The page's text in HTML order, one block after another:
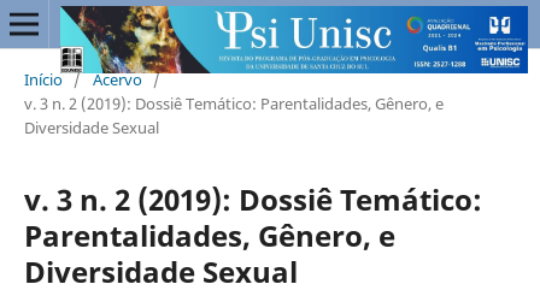
Início / Acervo /
v. 3 n. 2 (2019): Dossiê Temático: Parentalidades, Gênero, e
Diversidade Sexual
v. 3 n. 2 (2019): Dossiê Temático:
Parentalidades, Gênero, e
Diversidade Sexual